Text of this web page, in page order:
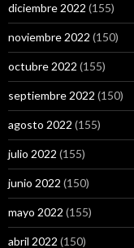
diciembre 2022 (155)
noviembre 2022 (150)
octubre 2022 (155)
septiembre 2022 (150)
agosto 2022 (155)
julio 2022 (155)
junio 2022 (150)
mayo 2022 (155)
abril 2022 (150)